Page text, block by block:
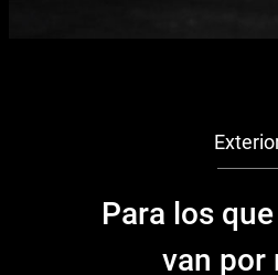
Para los
van por